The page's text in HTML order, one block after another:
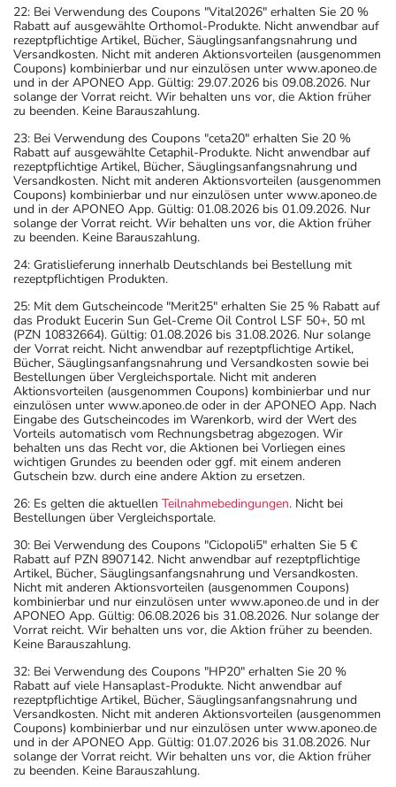
22: Bei Verwendung des Coupons "Vital2026" erhalten Sie 20 %
Rabatt auf ausgewählte Orthomol-Produkte. Nicht anwendbar auf
rezeptpflichtige Artikel, Bücher, Säuglingsanfangsnahrung und
Versandkosten. Nicht mit anderen Aktionsvorteilen (ausgenommen
Coupons) kombinierbar und nur einzulösen unter www.aponeo.de
und in der APONEO App. Gültig: 29.07.2026 bis 09.08.2026. Nur
solange der Vorrat reicht. Wir behalten uns vor, die Aktion früher
zu beenden. Keine Barauszahlung.
23: Bei Verwendung des Coupons "ceta20" erhalten Sie 20 %
Rabatt auf ausgewählte Cetaphil-Produkte. Nicht anwendbar auf
rezeptpflichtige Artikel, Bücher, Säuglingsanfangsnahrung und
Versandkosten. Nicht mit anderen Aktionsvorteilen (ausgenommen
Coupons) kombinierbar und nur einzulösen unter www.aponeo.de
und in der APONEO App. Gültig: 01.08.2026 bis 01.09.2026. Nur
solange der Vorrat reicht. Wir behalten uns vor, die Aktion früher
zu beenden. Keine Barauszahlung.
24: Gratislieferung innerhalb Deutschlands bei Bestellung mit
rezeptpflichtigen Produkten.
25: Mit dem Gutscheincode "Merit25" erhalten Sie 25 % Rabatt auf
das Produkt Eucerin Sun Gel-Creme Oil Control LSF 50+, 50 ml
(PZN 10832664). Gültig: 01.08.2026 bis 31.08.2026. Nur solange
der Vorrat reicht. Nicht anwendbar auf rezeptpflichtige Artikel,
Bücher, Säuglingsanfangsnahrung und Versandkosten sowie bei
Bestellungen über Vergleichsportale. Nicht mit anderen
Aktionsvorteilen (ausgenommen Coupons) kombinierbar und nur
einzulösen unter www.aponeo.de oder in der APONEO App. Nach
Eingabe des Gutscheincodes im Warenkorb, wird der Wert des
Vorteils automatisch vom Rechnungsbetrag abgezogen. Wir
behalten uns das Recht vor, die Aktionen bei Vorliegen eines
wichtigen Grundes zu beenden oder ggf. mit einem anderen
Gutschein bzw. durch eine andere Aktion zu ersetzen.
26: Es gelten die aktuellen Teilnahmebedingungen. Nicht bei
Bestellungen über Vergleichsportale.
30: Bei Verwendung des Coupons "Ciclopoli5" erhalten Sie 5 €
Rabatt auf PZN 8907142. Nicht anwendbar auf rezeptpflichtige
Artikel, Bücher, Säuglingsanfangsnahrung und Versandkosten.
Nicht mit anderen Aktionsvorteilen (ausgenommen Coupons)
kombinierbar und nur einzulösen unter www.aponeo.de und in der
APONEO App. Gültig: 06.08.2026 bis 31.08.2026. Nur solange der
Vorrat reicht. Wir behalten uns vor, die Aktion früher zu beenden.
Keine Barauszahlung.
32: Bei Verwendung des Coupons "HP20" erhalten Sie 20 %
Rabatt auf viele Hansaplast-Produkte. Nicht anwendbar auf
rezeptpflichtige Artikel, Bücher, Säuglingsanfangsnahrung und
Versandkosten. Nicht mit anderen Aktionsvorteilen (ausgenommen
Coupons) kombinierbar und nur einzulösen unter www.aponeo.de
und in der APONEO App. Gültig: 01.07.2026 bis 31.08.2026. Nur
solange der Vorrat reicht. Wir behalten uns vor, die Aktion früher
zu beenden. Keine Barauszahlung.